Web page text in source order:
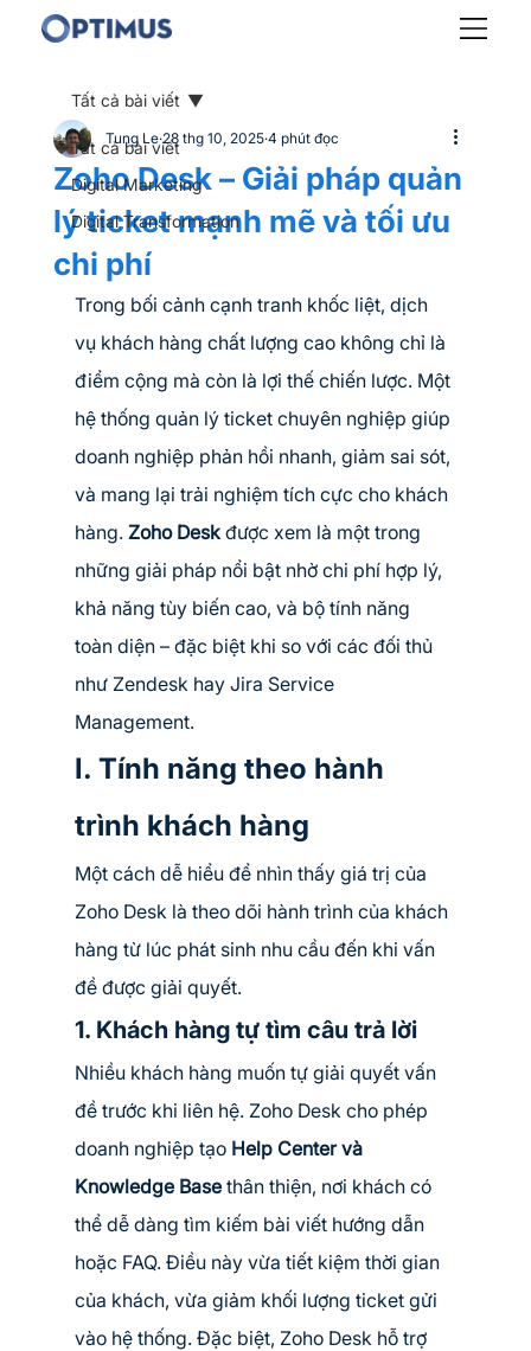
Tất cả bài viết
Digital Marketing
Digital Transformation
Tất cả bài viết
Zoho Desk – Giải pháp quản
lý ticket mạnh mẽ và tối ưu
chi phí
Tung Le 28 thg 10, 2025 4 phút đọc
Trong bối cảnh cạnh tranh khốc liệt, dịch
vụ khách hàng chất lượng cao không chỉ là
điểm cộng mà còn là lợi thế chiến lược. Một
hệ thống quản lý ticket chuyên nghiệp giúp
doanh nghiệp phản hồi nhanh, giảm sai sót,
và mang lại trải nghiệm tích cực cho khách
hàng. Zoho Desk được xem là một trong
những giải pháp nổi bật nhờ chi phí hợp lý,
khả năng tùy biến cao, và bộ tính năng
toàn diện – đặc biệt khi so với các đối thủ
như Zendesk hay Jira Service
Management.
I. Tính năng theo hành
trình khách hàng
Một cách dễ hiểu để nhìn thấy giá trị của
Zoho Desk là theo dõi hành trình của khách
hàng từ lúc phát sinh nhu cầu đến khi vấn
đề được giải quyết.
1. Khách hàng tự tìm câu trả lời
Nhiều khách hàng muốn tự giải quyết vấn
đề trước khi liên hệ. Zoho Desk cho phép
doanh nghiệp tạo Help Center và
Knowledge Base thân thiện, nơi khách có
thể dễ dàng tìm kiếm bài viết hướng dẫn
hoặc FAQ. Điều này vừa tiết kiệm thời gian
của khách, vừa giảm khối lượng ticket gửi
vào hệ thống. Đặc biệt, Zoho Desk hỗ trợ